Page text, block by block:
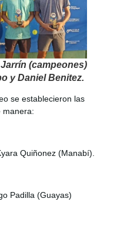
(campeones)
y Daniel Benitez.
se establecieron las
manera:
Quiñonez (Manabí).
Padilla (Guayas)